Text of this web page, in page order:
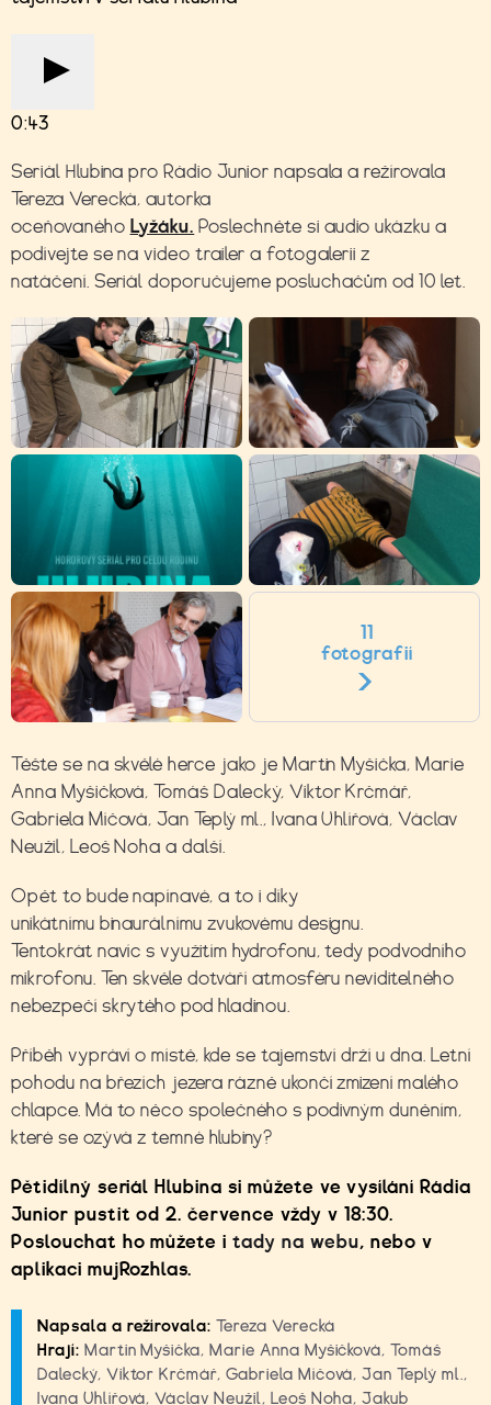
0:43
Seriál Hlubina pro Rádio Junior napsala a režírovala
Tereza Verecká, autorka
oceňovaného Lyžáku. Poslechněte si audio ukázku a
podívejte se na video trailer a fotogalerii z
natáčení. Seriál doporučujeme posluchačům od 10 let.
11
fotografií
Těšte se na skvělé herce jako je Martin Myšička, Marie
Anna Myšičková, Tomáš Dalecký, Viktor Krčmář,
Gabriela Míčová, Jan Teplý ml., Ivana Uhlířová, Václav
Neužil, Leoš Noha a další.
Opět to bude napínavé, a to i díky
unikátnímu binaurálnímu zvukovému designu.
Tentokrát navíc s využitím hydrofonu, tedy podvodního
mikrofonu. Ten skvěle dotváří atmosféru neviditelného
nebezpečí skrytého pod hladinou.
Příběh vypráví o místě, kde se tajemství drží u dna. Letní
pohodu na březích jezera rázně ukončí zmizení malého
chlapce. Má to něco společného s podivným duněním,
které se ozývá z temné hlubiny?
Pětidílný seriál Hlubina si můžete ve vysílání Rádia
Junior pustit od 2. července vždy v 18:30.
Poslouchat ho můžete itady na webu, nebo v
aplikaci mujRozhlas.
Napsala a režírovala: Tereza Verecká
Hrají: Martin Myšička, Marie Anna Myšičková, Tomáš
Dalecký, Viktor Krčmář, Gabriela Míčová, Jan Teplý ml.,
Ivana Uhlířová, Václav Neužil, Leoš Noha, Jakub